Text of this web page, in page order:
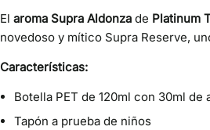
El aroma Supra Aldonza de Platinum
novedoso y mítico Supra Reserve,
Características:
Botella PET de 120ml con 30ml de
Tapón a prueba de niños